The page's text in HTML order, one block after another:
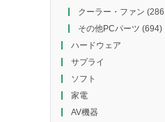
クーラー・ファン
その他PCパーツ (694)
ハードウェア
サプライ
ソフト
家電
AV機器